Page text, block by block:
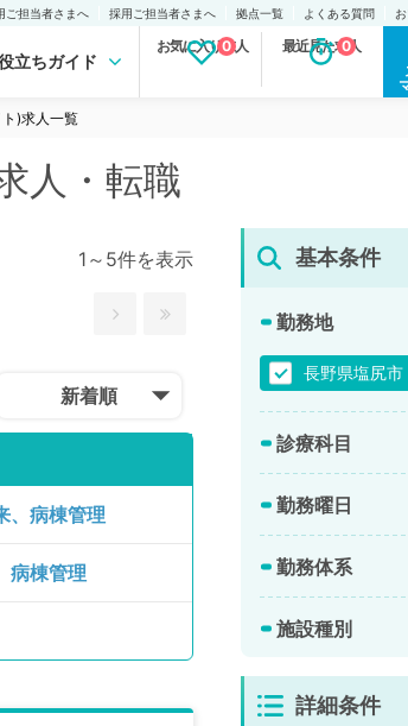
ご担当者さまへ 採用ご担当者さまへ 拠点一覧 よくある質問
立ちガイド
お気に入り求人
0 最近見た求人
0
)求人一覧
人・転職
1～5件を表示
新着順
、病棟管理
病棟管理
基本条件
勤務地
長野県塩尻市
診療科目
勤務曜日
勤務体系
施設種別
詳細条件